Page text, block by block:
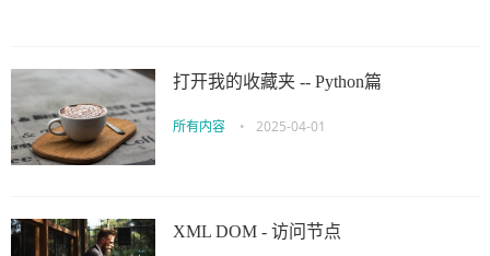
打开我的收藏夹 -- Python篇
所有内容 • 2025-04-01
XML DOM - 访问节点